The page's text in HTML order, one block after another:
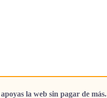
la web sin pagar de más.